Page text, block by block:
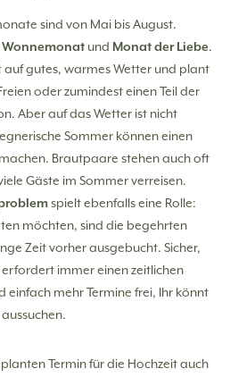
sind von Mai bis August.
Wonnemonat und Monat der Liebe.
gutes, warmes Wetter und plant
oder zumindest einen Teil der
Aber auf das Wetter ist nicht
Sommer können einen
Brautpaare stehen auch oft
Gäste im Sommer verreisen.
spielt ebenfalls eine Rolle:
möchten, sind die begehrten
Zeit vorher ausgebucht. Sicher,
immer einen zeitlichen
einfach mehr Termine frei, Ihr könnt
Termin für die Hochzeit auch